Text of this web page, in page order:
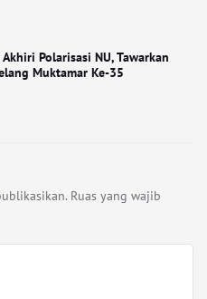
Akhiri Polarisasi NU, Tawarkan
Muktamar Ke-35
Ruas yang wajib